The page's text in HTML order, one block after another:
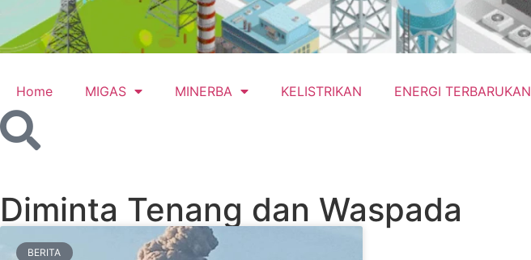
Home MIGAS MINERBA KELISTRIKAN ENERGI TERBARUKAN
Diminta Tenang dan Waspada
BERITA